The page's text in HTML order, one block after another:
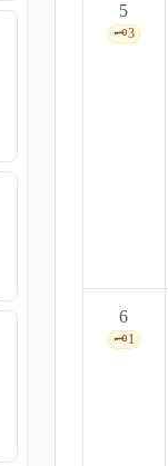
5
🗝️3
6
🗝️1